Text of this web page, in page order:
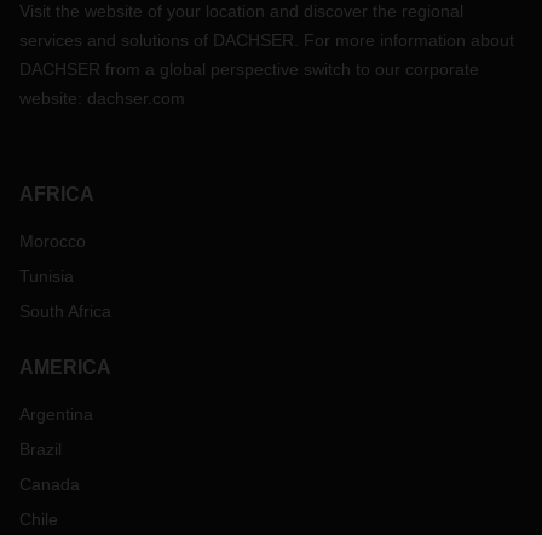
Visit the website of your location and discover the regional
services and solutions of DACHSER. For more information about
DACHSER from a global perspective switch to our corporate
website: dachser.com
AFRICA
Morocco
Tunisia
South Africa
AMERICA
Argentina
Brazil
Canada
Chile